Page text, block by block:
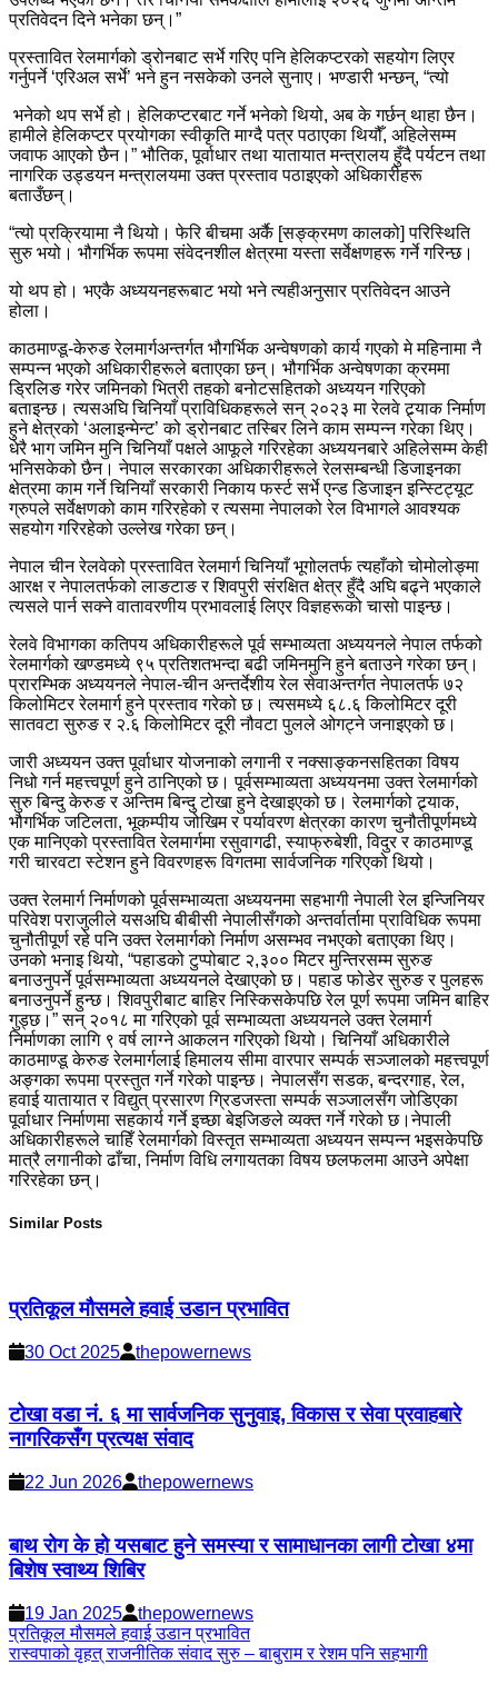
प्रतिवेदन दिने भनेका छन्।”
प्रस्तावित रेलमार्गको ड्रोनबाट सर्भे गरिए पनि हेलिकप्टरको सहयोग लिएर
गर्नुपर्ने ‘एरिअल सर्भे’ भने हुन नसकेको उनले सुनाए। भण्डारी भन्छन्, “त्यो
भनेको थप सर्भे हो। हेलिकप्टरबाट गर्ने भनेको थियो, अब के गर्छन् थाहा छैन।
हामीले हेलिकप्टर प्रयोगका स्वीकृति माग्दै पत्र पठाएका थियौँ, अहिलेसम्म
जवाफ आएको छैन।” भौतिक, पूर्वाधार तथा यातायात मन्त्रालय हुँदै पर्यटन तथा
नागरिक उड्डयन मन्त्रालयमा उक्त प्रस्ताव पठाइएको अधिकारीहरू
बताउँछन्।
“त्यो प्रक्रियामा नै थियो। फेरि बीचमा अर्कै [सङ्क्रमण कालको] परिस्थिति
सुरु भयो। भौगर्भिक रूपमा संवेदनशील क्षेत्रमा यस्ता सर्वेक्षणहरू गर्ने गरिन्छ।
यो थप हो। भएकै अध्ययनहरूबाट भयो भने त्यहीअनुसार प्रतिवेदन आउने
होला।
काठमाण्डू-केरुङ रेलमार्गअन्तर्गत भौगर्भिक अन्वेषणको कार्य गएको मे महिनामा नै
सम्पन्न भएको अधिकारीहरूले बताएका छन्। भौगर्भिक अन्वेषणका क्रममा
ड्रिलिङ गरेर जमिनको भित्री तहको बनोटसहितको अध्ययन गरिएको
बताइन्छ। त्यसअघि चिनियाँ प्राविधिकहरूले सन् २०२३ मा रेलवे ट्र्याक निर्माण
हुने क्षेत्रको ‘अलाइन्मेन्ट’ को ड्रोनबाट तस्बिर लिने काम सम्पन्न गरेका थिए।
धेरै भाग जमिन मुनि चिनियाँ पक्षले आफूले गरिरहेका अध्ययनबारे अहिलेसम्म केही
भनिसकेको छैन। नेपाल सरकारका अधिकारीहरूले रेलसम्बन्धी डिजाइनका
क्षेत्रमा काम गर्ने चिनियाँ सरकारी निकाय फर्स्ट सर्भे एन्ड डिजाइन इन्स्टिट्यूट
ग्रुपले सर्वेक्षणको काम गरिरहेको र त्यसमा नेपालको रेल विभागले आवश्यक
सहयोग गरिरहेको उल्लेख गरेका छन्।
नेपाल चीन रेलवेको प्रस्तावित रेलमार्ग चिनियाँ भूगोलतर्फ त्यहाँको चोमोलोङ्मा
आरक्ष र नेपालतर्फको लाङटाङ र शिवपुरी संरक्षित क्षेत्र हुँदै अघि बढ्ने भएकाले
त्यसले पार्न सक्ने वातावरणीय प्रभावलाई लिएर विज्ञहरूको चासो पाइन्छ।
रेलवे विभागका कतिपय अधिकारीहरूले पूर्व सम्भाव्यता अध्ययनले नेपाल तर्फको
रेलमार्गको खण्डमध्ये ९५ प्रतिशतभन्दा बढी जमिनमुनि हुने बताउने गरेका छन्।
प्रारम्भिक अध्ययनले नेपाल-चीन अन्तर्देशीय रेल सेवाअन्तर्गत नेपालतर्फ ७२
किलोमिटर रेलमार्ग हुने प्रस्ताव गरेको छ। त्यसमध्ये ६८.६ किलोमिटर दूरी
सातवटा सुरुङ र २.६ किलोमिटर दूरी नौवटा पुलले ओगट्ने जनाइएको छ।
जारी अध्ययन उक्त पूर्वाधार योजनाको लगानी र नक्साङ्कनसहितका विषय
निधो गर्न महत्त्वपूर्ण हुने ठानिएको छ। पूर्वसम्भाव्यता अध्ययनमा उक्त रेलमार्गको
सुरु बिन्दु केरुङ र अन्तिम बिन्दु टोखा हुने देखाइएको छ। रेलमार्गको ट्र्याक,
भौगर्भिक जटिलता, भूकम्पीय जोखिम र पर्यावरण क्षेत्रका कारण चुनौतीपूर्णमध्ये
एक मानिएको प्रस्तावित रेलमार्गमा रसुवागढी, स्याफ्रुबेशी, विदुर र काठमाण्डू
गरी चारवटा स्टेशन हुने विवरणहरू विगतमा सार्वजनिक गरिएको थियो।
उक्त रेलमार्ग निर्माणको पूर्वसम्भाव्यता अध्ययनमा सहभागी नेपाली रेल इन्जिनियर
परिवेश पराजुलीले यसअघि बीबीसी नेपालीसँगको अन्तर्वार्तामा प्राविधिक रूपमा
चुनौतीपूर्ण रहे पनि उक्त रेलमार्गको निर्माण असम्भव नभएको बताएका थिए।
उनको भनाइ थियो, “पहाडको टुप्पोबाट २,३०० मिटर मुन्तिरसम्म सुरुङ
बनाउनुपर्ने पूर्वसम्भाव्यता अध्ययनले देखाएको छ। पहाड फोडेर सुरुङ र पुलहरू
बनाउनुपर्ने हुन्छ। शिवपुरीबाट बाहिर निस्किसकेपछि रेल पूर्ण रूपमा जमिन बाहिर
गुड्छ।” सन् २०१८ मा गरिएको पूर्व सम्भाव्यता अध्ययनले उक्त रेलमार्ग
निर्माणका लागि ९ वर्ष लाग्ने आकलन गरिएको थियो। चिनियाँ अधिकारीले
काठमाण्डू केरुङ रेलमार्गलाई हिमालय सीमा वारपार सम्पर्क सञ्जालको महत्त्वपूर्ण
अङ्गका रूपमा प्रस्तुत गर्ने गरेको पाइन्छ। नेपालसँग सडक, बन्दरगाह, रेल,
हवाई यातायात र विद्युत् प्रसारण ग्रिडजस्ता सम्पर्क सञ्जालसँग जोडिएका
पूर्वाधार निर्माणमा सहकार्य गर्ने इच्छा बेइजिङले व्यक्त गर्ने गरेको छ।नेपाली
अधिकारीहरूले चाहिँ रेलमार्गको विस्तृत सम्भाव्यता अध्ययन सम्पन्न भइसकेपछि
मात्रै लगानीको ढाँचा, निर्माण विधि लगायतका विषय छलफलमा आउने अपेक्षा
गरिरहेका छन्।
Similar Posts
प्रतिकूल मौसमले हवाई उडान प्रभावित
30 Oct 2025 thepowernews
टोखा वडा नं. ६ मा सार्वजनिक सुनुवाइ, विकास र सेवा प्रवाहबारे
नागरिकसँग प्रत्यक्ष संवाद
22 Jun 2026 thepowernews
बाथ रोग के हो यसबाट हुने समस्या र सामाधानका लागी टोखा ४मा
बिशेष स्वाथ्य शिबिर
19 Jan 2025 thepowernews
Post
navigation
प्रतिकूल मौसमले हवाई उडान प्रभावित
रास्वपाको वृहत् राजनीतिक संवाद सुरु – बाबुराम र रेशम पनि सहभागी